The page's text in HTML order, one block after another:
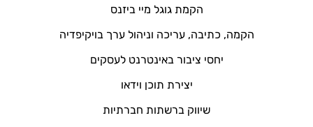
הקמת גוגל מיי ביזנס
הקמה, כתיבה, עריכה וניהול ערך בויקיפדיה
יחסי ציבור באינטרנט לעסקים
יצירת תוכן וידאו
שיווק ברשתות חברתיות